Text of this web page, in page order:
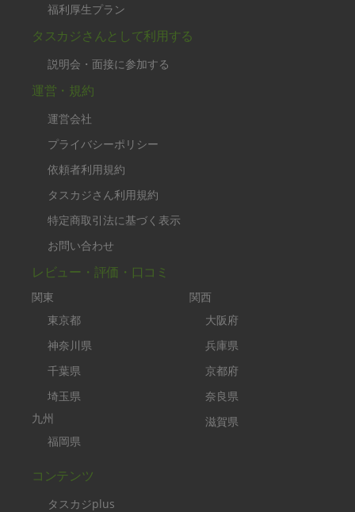
福利厚生プラン
タスカジさんとして利用する
説明会・面接に参加する
運営・規約
運営会社
プライバシーポリシー
依頼者利用規約
タスカジさん利用規約
特定商取引法に基づく表示
お問い合わせ
レビュー・評価・口コミ
関東
東京都
神奈川県
千葉県
埼玉県
九州
福岡県
関西
大阪府
兵庫県
京都府
奈良県
滋賀県
コンテンツ
タスカジplus